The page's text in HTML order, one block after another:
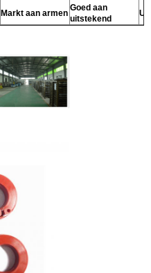
Markt aan armen
Goed aan
uitstekend